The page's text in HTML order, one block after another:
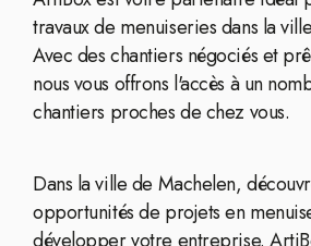
travaux de menuiseries dans la
Avec des chantiers négociés et
nous vous offrons l'accès à un
chantiers proches de chez vous.
Dans la ville de Machelen,
opportunités de projets en